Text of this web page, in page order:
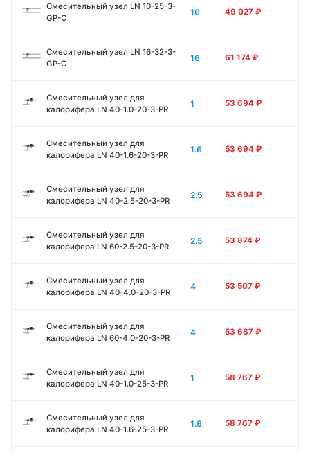
Смесительный узел LN 10-25-3-
GP-C
10 49 027 ₽
Смесительный узел LN 16-32-3-
GP-C
16 61 174 ₽
Смесительный узел для
калорифера LN 40-1.0-20-3-PR
1 53 694 ₽
Смесительный узел для
калорифера LN 40-1.6-20-3-PR
1.6 53 694 ₽
Смесительный узел для
калорифера LN 40-2.5-20-3-PR
2.5 53 694 ₽
Смесительный узел для
калорифера LN 60-2.5-20-3-PR
2.5 53 874 ₽
Смесительный узел для
калорифера LN 40-4.0-20-3-PR
4 53 507 ₽
Смесительный узел для
калорифера LN 60-4.0-20-3-PR
4 53 687 ₽
Смесительный узел для
калорифера LN 40-1.0-25-3-PR
1 58 767 ₽
Смесительный узел для
калорифера LN 40-1.6-25-3-PR
1.6 58 767 ₽